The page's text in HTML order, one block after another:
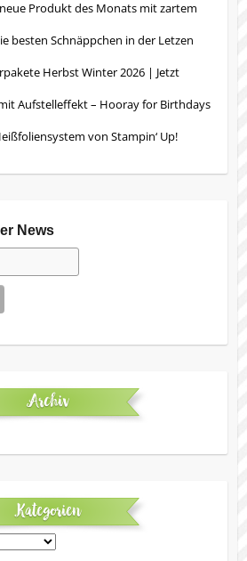
neue Produkt des Monats mit zartem
besten Schnäppchen in der Letzen
Herbst Winter 2026 | Jetzt
Aufstelleffekt – Hooray for Birthdays
von Stampin‘ Up!
News
Archiv
Kategorien